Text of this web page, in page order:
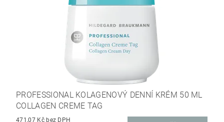
PROFESSIONAL KOLAGENOVÝ DENNÍ KRÉM 50 ML
COLLAGEN CREME TAG
471,07 Kč bez DPH